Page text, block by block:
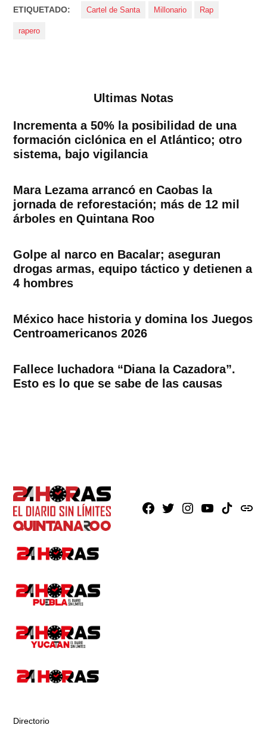
ETIQUETADO: Cartel de Santa Millonario Rap
rapero
Ultimas Notas
Incrementa a 50% la posibilidad de una
formación ciclónica en el Atlántico; otro
sistema, bajo vigilancia
Mara Lezama arrancó en Caobas la
jornada de reforestación; más de 12 mil
árboles en Quintana Roo
Golpe al narco en Bacalar; aseguran
drogas armas, equipo táctico y detienen a
4 hombres
México hace historia y domina los Juegos
Centroamericanos 2026
Fallece luchadora “Diana la Cazadora”.
Esto es lo que se sabe de las causas
Facebook
X Instagram
YoutubeTikTokissuu
Directorio